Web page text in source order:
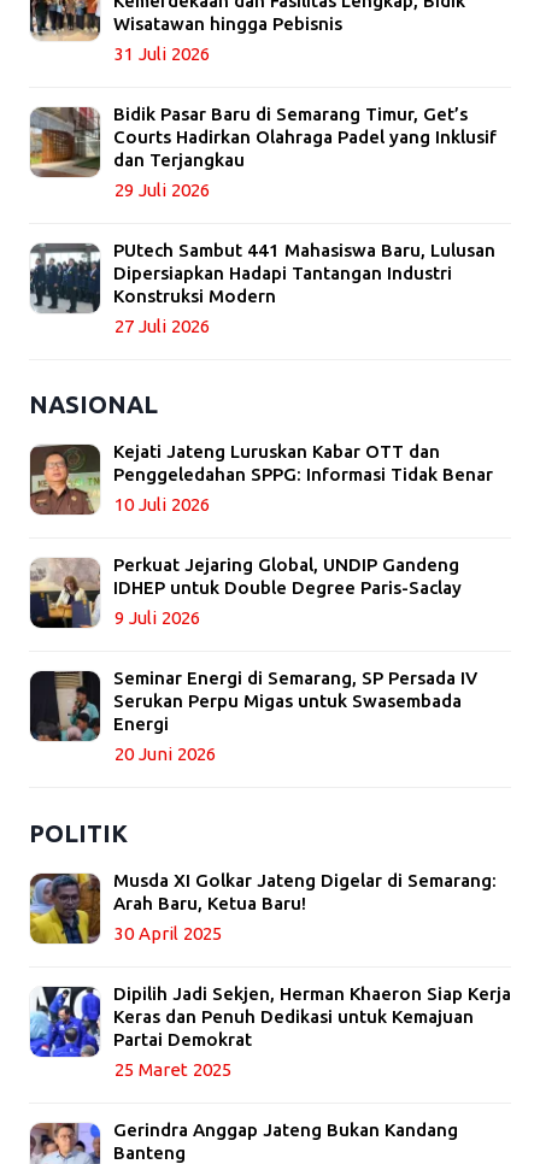
Wisatawan hingga Pebisnis
31 Juli 2026
Bidik Pasar Baru di Semarang Timur, Get’s
Courts Hadirkan Olahraga Padel yang Inklusif
dan Terjangkau
29 Juli 2026
PUtech Sambut 441 Mahasiswa Baru, Lulusan
Dipersiapkan Hadapi Tantangan Industri
Konstruksi Modern
27 Juli 2026
NASIONAL
Kejati Jateng Luruskan Kabar OTT dan
Penggeledahan SPPG: Informasi Tidak Benar
10 Juli 2026
Perkuat Jejaring Global, UNDIP Gandeng
IDHEP untuk Double Degree Paris-Saclay
9 Juli 2026
Seminar Energi di Semarang, SP Persada IV
Serukan Perpu Migas untuk Swasembada
Energi
20 Juni 2026
POLITIK
Musda XI Golkar Jateng Digelar di Semarang:
Arah Baru, Ketua Baru!
30 April 2025
Dipilih Jadi Sekjen, Herman Khaeron Siap Kerja
Keras dan Penuh Dedikasi untuk Kemajuan
Partai Demokrat
25 Maret 2025
Gerindra Anggap Jateng Bukan Kandang
Banteng